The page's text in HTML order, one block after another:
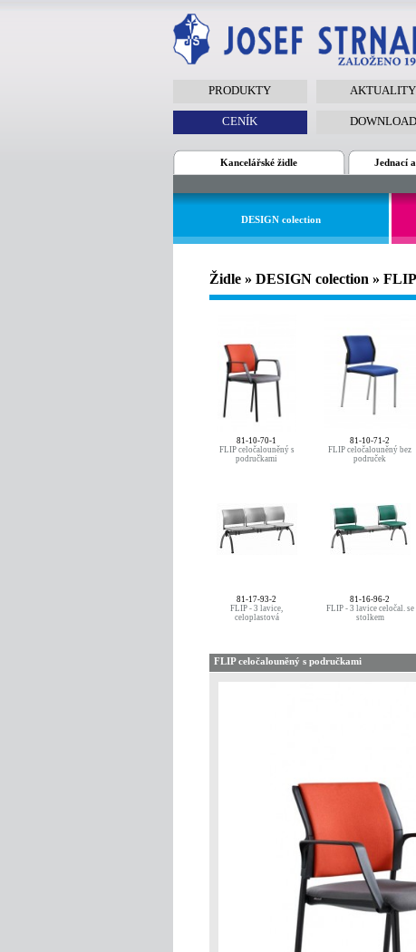
PRODUKTY AKTUALITY
CENÍK DOWNLOAD
Kancelářské židle Jednací
DESIGN colection
Židle » DESIGN colection » FLIP
81-10-70-1
FLIP celočalouněný s
područkami
81-10-71-2
FLIP celočalouněný bez
područek
81-17-93-2
FLIP - 3 lavice,
celoplastová
81-16-96-2
FLIP - 3 lavice celočal. se
stolkem
FLIP celočalouněný s područkami